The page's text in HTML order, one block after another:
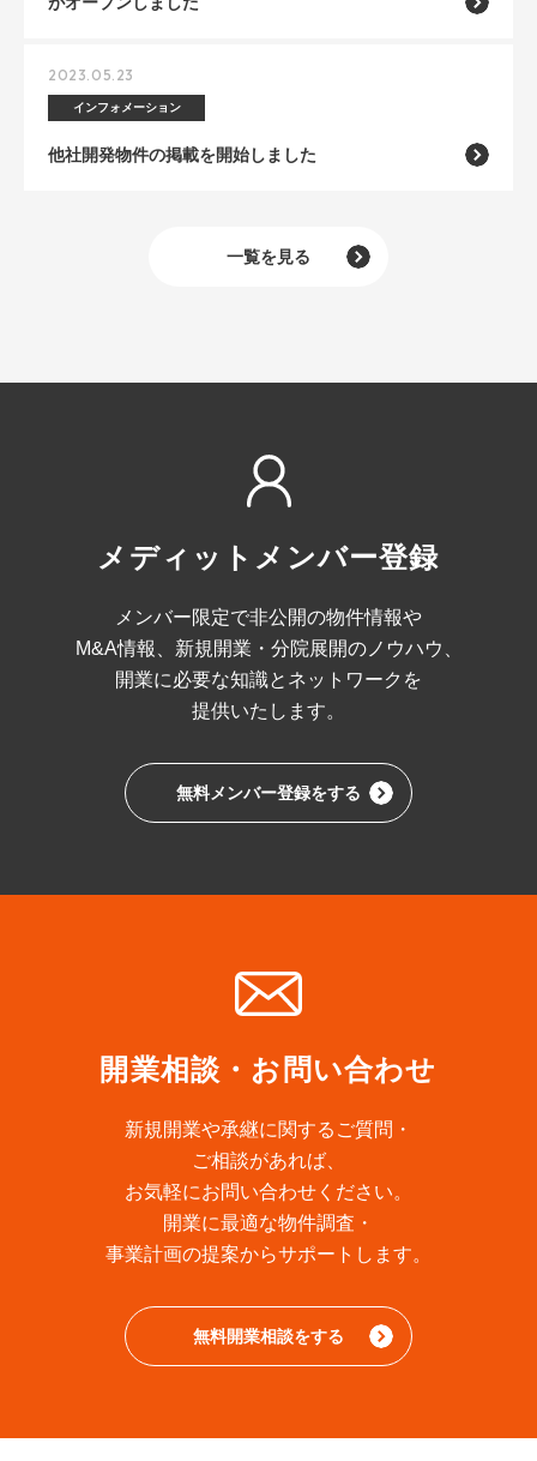
2023.05.23
インフォメーション
他社開発物件の掲載を開始しました
一覧を見る
メディットメンバー登録
メンバー限定で非公開の物件情報や
M&A情報、 新規開業・分院展開のノウハウ、
開業に必要な知識とネットワークを
提供いたします。
無料メンバー登録をする
開業相談・お問い合わせ
新規開業や承継に関するご質問・
ご相談があれば、
お気軽にお問い合わせください。
開業に最適な物件調査・
事業計画の提案からサポートします。
無料開業相談をする